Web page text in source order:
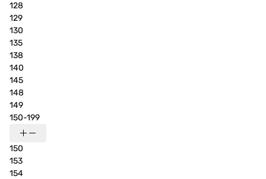
128
129
130
135
138
140
145
148
149
150-199
150
153
154